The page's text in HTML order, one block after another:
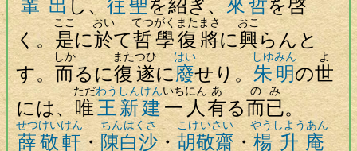
輩出 し、往聖を紹ぎ、 來哲を啓
く。是
ここ
に於
おい
て哲學
てつがく
復
また
將
まさ
に興
おこ
らんと
す。而
しか
るに復
また
遂
つひ
に廢
はい
せり。 朱明
しゆみん
の世
よ
には、唯
ただ
王新建
わうしんけん
一人
いちにん
有
あ
る而已
のみ
。
薛敬軒
せつけいけん
・陳白沙
ちんはくさ
・胡敬齋
こけいさい
・楊升庵
やうしようあん